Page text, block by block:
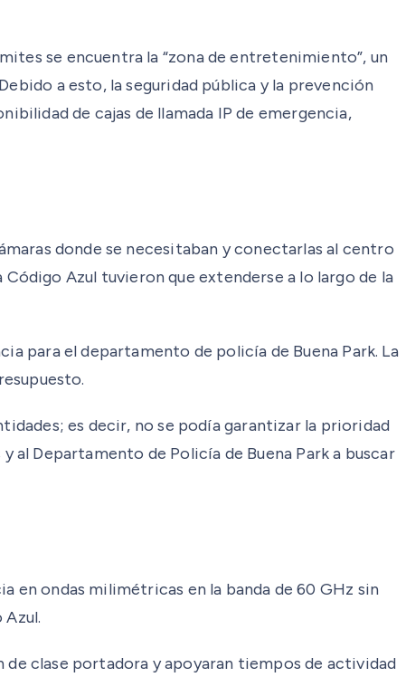
se encuentra la “zona de entretenimiento”, un
a esto, la seguridad pública y la prevención
de cajas de llamada IP de emergencia,
donde se necesitaban y conectarlas al centro
Azul tuvieron que extenderse a lo largo de la
para el departamento de policía de Buena Park. La
es decir, no se podía garantizar la prioridad
al Departamento de Policía de Buena Park a buscar
en ondas milimétricas en la banda de 60 GHz sin
de clase portadora y apoyaran tiempos de actividad